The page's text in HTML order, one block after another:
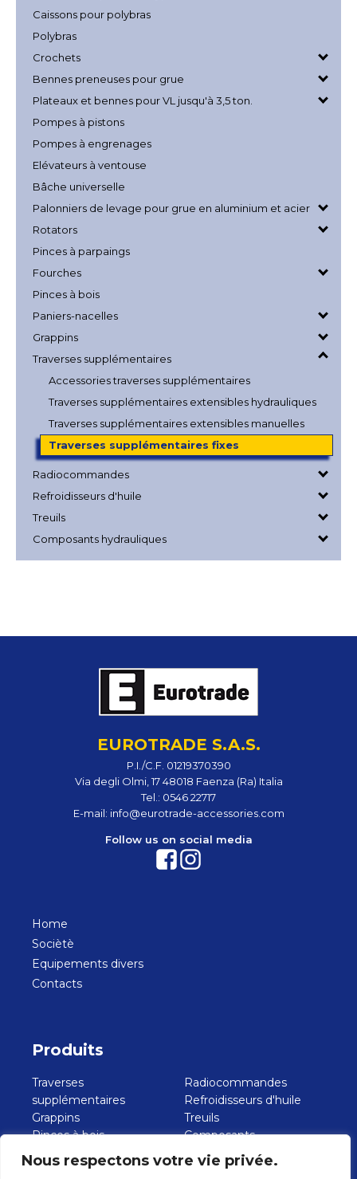
Nous respectons votre vie privée.
Caissons pour polybras
Polybras
Crochets
Bennes preneuses pour grue
Plateaux et bennes pour VL jusqu'à 3,5 ton.
Pompes à pistons
Pompes à engrenages
Elévateurs à ventouse
Bâche universelle
Palonniers de levage pour grue en aluminium et acier
Rotators
Pinces à parpaings
Fourches
Pinces à bois
Paniers-nacelles
Grappins
Traverses supplémentaires
Accessories traverses supplémentaires
Traverses supplémentaires extensibles hydrauliques
Traverses supplémentaires extensibles manuelles
Traverses supplémentaires fixes
Radiocommandes
Refroidisseurs d'huile
Treuils
Composants hydrauliques
EUROTRADE S.A.S.
P.I./C.F. 01219370390
Via degli Olmi, 17 48018 Faenza (Ra) Italia
Tel.: 0546 22717
E-mail: info@eurotrade-accessories.com
Follow us on social media
Home
Sociètè
Equipements divers
Contacts
Produits
Traverses
supplémentaires
Grappins
Pinces à bois
Bennes de creusement
Benne de chargement
Radiocommandes
Refroidisseurs d'huile
Treuils
Composants
hydrauliques
Pompes à engrenages